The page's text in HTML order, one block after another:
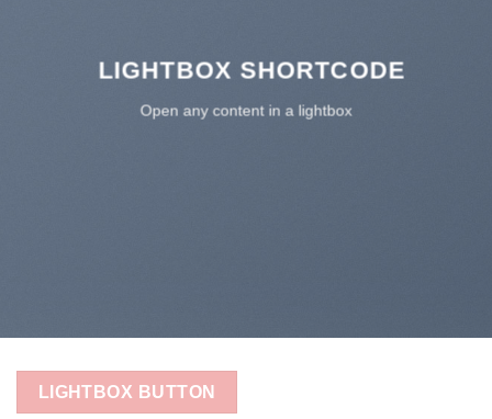
LIGHTBOX SHORTCODE
Open any content in a lightbox
LIGHTBOX BUTTON